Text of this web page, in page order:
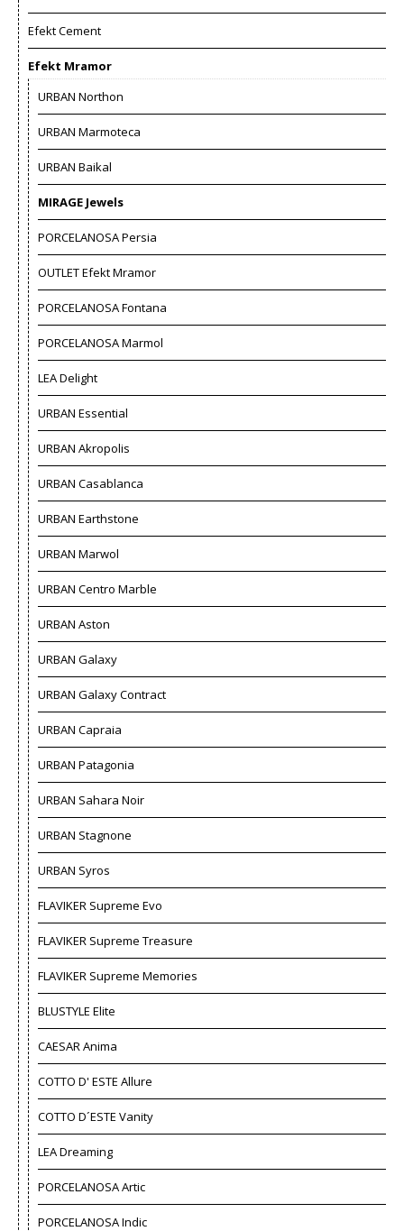
Efekt Cement
Efekt Mramor
URBAN Northon
URBAN Marmoteca
URBAN Baikal
MIRAGE Jewels
PORCELANOSA Persia
OUTLET Efekt Mramor
PORCELANOSA Fontana
PORCELANOSA Marmol
LEA Delight
URBAN Essential
URBAN Akropolis
URBAN Casablanca
URBAN Earthstone
URBAN Marwol
URBAN Centro Marble
URBAN Aston
URBAN Galaxy
URBAN Galaxy Contract
URBAN Capraia
URBAN Patagonia
URBAN Sahara Noir
URBAN Stagnone
URBAN Syros
FLAVIKER Supreme Evo
FLAVIKER Supreme Treasure
FLAVIKER Supreme Memories
BLUSTYLE Elite
CAESAR Anima
COTTO D' ESTE Allure
COTTO D´ESTE Vanity
LEA Dreaming
PORCELANOSA Artic
PORCELANOSA Indic